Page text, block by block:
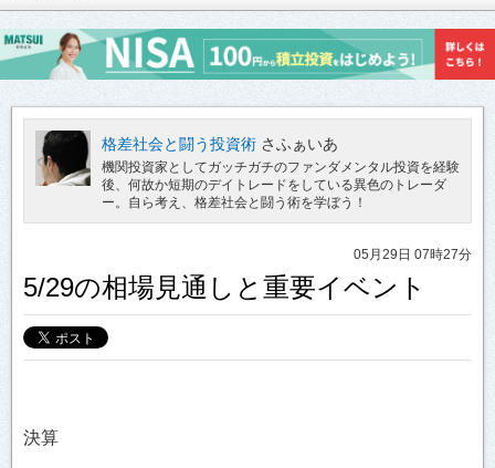
格差社会と闘う投資術 さふぁいあ
機関投資家としてガッチガチのファンダメンタル投資を経験
後、何故か短期のデイトレードをしている異色のトレーダ
ー。自ら考え、格差社会と闘う術を学ぼう！
05月29日 07時27分
5/29の相場見通しと重要イベント
決算